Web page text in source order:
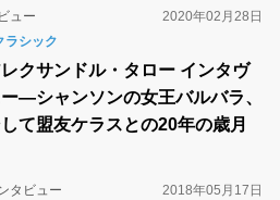
ュー
2020年02月28日
ラシック
クサンドル・タロー インタヴ
―シャンソンの女王バルバラ、
て盟友ケラスとの20年の歳月
タビュー
2018年05月17日